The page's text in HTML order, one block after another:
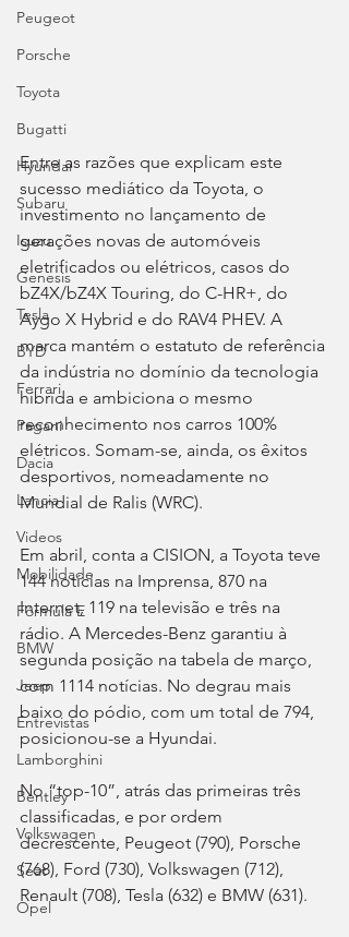
Peugeot
Porsche
Toyota
Bugatti
Hyundai
Subaru
Isuzu
Genesis
Tesla
BYD
Ferrari
Pagani
Dacia
Lancia
Videos
Mobilidade
Fórmula E
BMW
Jeep
Entrevistas
Lamborghini
Bentley
Volkswagen
Seat
Opel
Entre as razões que explicam este
sucesso mediático da Toyota, o
investimento no lançamento de
gerações novas de automóveis
eletrificados ou elétricos, casos do
bZ4X/bZ4X Touring, do C-HR+, do
Aygo X Hybrid e do RAV4 PHEV. A
marca mantém o estatuto de referência
da indústria no domínio da tecnologia
híbrida e ambiciona o mesmo
reconhecimento nos carros 100%
elétricos. Somam-se, ainda, os êxitos
desportivos, nomeadamente no
Mundial de Ralis (WRC).
Em abril, conta a CISION, a Toyota teve
144 notícias na Imprensa, 870 na
Internet, 119 na televisão e três na
rádio. A Mercedes-Benz garantiu à
segunda posição na tabela de março,
com 1114 notícias. No degrau mais
baixo do pódio, com um total de 794,
posicionou-se a Hyundai.
No “top-10”, atrás das primeiras três
classificadas, e por ordem
decrescente, Peugeot (790), Porsche
(768), Ford (730), Volkswagen (712),
Renault (708), Tesla (632) e BMW (631).